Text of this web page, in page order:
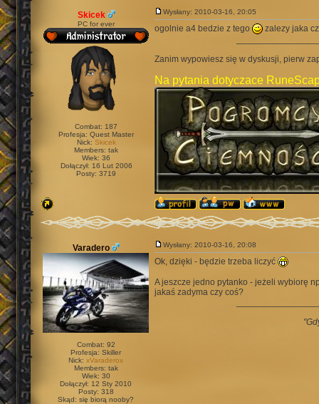
Skicek
PC for ever
Combat: 187
Profesja: Quest Master
Nick: Skicek
Members: tak
Wiek: 36
Dołączył: 16 Lut 2006
Posty: 3719
Wysłany: 2010-03-16, 20:05
ogolnie a4 bedzie z tego
zalezy jaka
Zanim wypowiesz się w dyskusji, pierw
Na pytania dotyczace
Varadero
Combat: 92
Profesja: Skiller
Nick: xVaraderox
Members: tak
Wiek: 30
Dołączył: 12 Sty 2010
Posty: 318
Skąd: się biorą nooby?
Wysłany: 2010-03-16, 20:08
Ok, dzięki - będzie trzeba liczyć
A jeszcze jedno pytanko - jeżeli wybiorę
jakaś zadyma czy coś?